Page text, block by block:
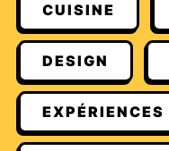
CUISINE
DESIGN
EXPÉRIENCES